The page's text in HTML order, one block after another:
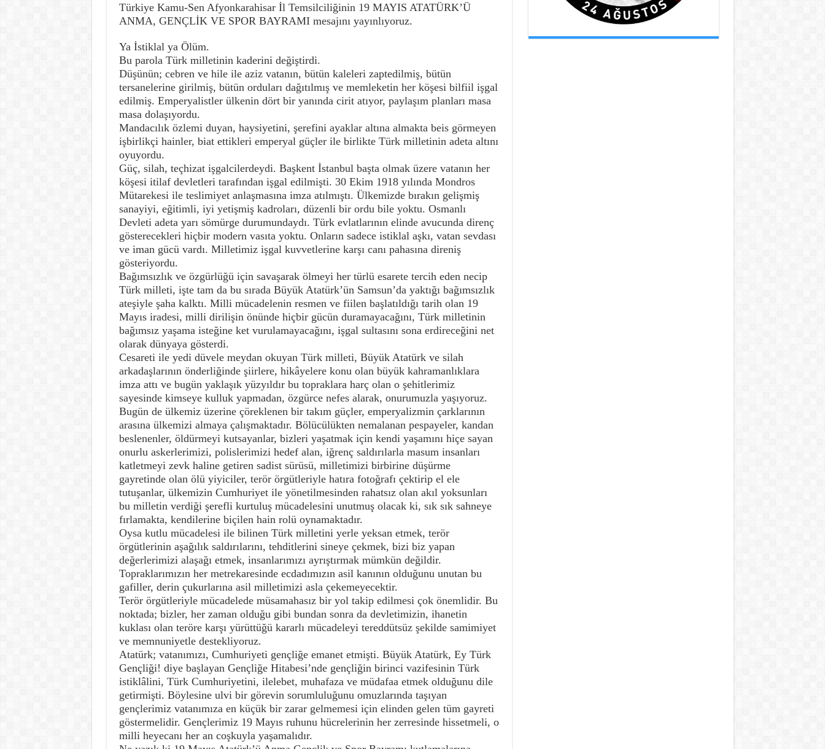
Türkiye Kamu-Sen Afyonkarahisar İl Temsilciliğinin 19 MAYIS ATATÜRK’Ü
ANMA, GENÇLİK VE SPOR BAYRAMI mesajını yayınlıyoruz.
Ya İstiklal ya Ölüm.
Bu parola Türk milletinin kaderini değiştirdi.
Düşünün; cebren ve hile ile aziz vatanın, bütün kaleleri zaptedilmiş, bütün
tersanelerine girilmiş, bütün orduları dağıtılmış ve memleketin her köşesi bilfiil işgal
edilmiş. Emperyalistler ülkenin dört bir yanında cirit atıyor, paylaşım planları masa
masa dolaşıyordu.
Mandacılık özlemi duyan, haysiyetini, şerefini ayaklar altına almakta beis görmeyen
işbirlikçi hainler, biat ettikleri emperyal güçler ile birlikte Türk milletinin adeta altını
oyuyordu.
Güç, silah, teçhizat işgalcilerdeydi. Başkent İstanbul başta olmak üzere vatanın her
köşesi itilaf devletleri tarafından işgal edilmişti. 30 Ekim 1918 yılında Mondros
Mütarekesi ile teslimiyet anlaşmasına imza atılmıştı. Ülkemizde bırakın gelişmiş
sanayiyi, eğitimli, iyi yetişmiş kadroları, düzenli bir ordu bile yoktu. Osmanlı
Devleti adeta yarı sömürge durumundaydı. Türk evlatlarının elinde avucunda direnç
gösterecekleri hiçbir modern vasıta yoktu. Onların sadece istiklal aşkı, vatan sevdası
ve iman gücü vardı. Milletimiz işgal kuvvetlerine karşı canı pahasına direniş
gösteriyordu.
Bağımsızlık ve özgürlüğü için savaşarak ölmeyi her türlü esarete tercih eden necip
Türk milleti, işte tam da bu sırada Büyük Atatürk’ün Samsun’da yaktığı bağımsızlık
ateşiyle şaha kalktı. Milli mücadelenin resmen ve fiilen başlatıldığı tarih olan 19
Mayıs iradesi, milli dirilişin önünde hiçbir gücün duramayacağını, Türk milletinin
bağımsız yaşama isteğine ket vurulamayacağını, işgal sultasını sona erdireceğini net
olarak dünyaya gösterdi.
Cesareti ile yedi düvele meydan okuyan Türk milleti, Büyük Atatürk ve silah
arkadaşlarının önderliğinde şiirlere, hikâyelere konu olan büyük kahramanlıklara
imza attı ve bugün yaklaşık yüzyıldır bu topraklara harç olan o şehitlerimiz
sayesinde kimseye kulluk yapmadan, özgürce nefes alarak, onurumuzla yaşıyoruz.
Bugün de ülkemiz üzerine çöreklenen bir takım güçler, emperyalizmin çarklarının
arasına ülkemizi almaya çalışmaktadır. Bölücülükten nemalanan pespayeler, kandan
beslenenler, öldürmeyi kutsayanlar, bizleri yaşatmak için kendi yaşamını hiçe sayan
onurlu askerlerimizi, polislerimizi hedef alan, iğrenç saldırılarla masum insanları
katletmeyi zevk haline getiren sadist sürüsü, milletimizi birbirine düşürme
gayretinde olan ölü yiyiciler, terör örgütleriyle hatıra fotoğrafı çektirip el ele
tutuşanlar, ülkemizin Cumhuriyet ile yönetilmesinden rahatsız olan akıl yoksunları
bu milletin verdiği şerefli kurtuluş mücadelesini unutmuş olacak ki, sık sık sahneye
fırlamakta, kendilerine biçilen hain rolü oynamaktadır.
Oysa kutlu mücadelesi ile bilinen Türk milletini yerle yeksan etmek, terör
örgütlerinin aşağılık saldırılarını, tehditlerini sineye çekmek, bizi biz yapan
değerlerimizi alaşağı etmek, insanlarımızı ayrıştırmak mümkün değildir.
Topraklarımızın her metrekaresinde ecdadımızın asil kanının olduğunu unutan bu
gafiller, derin çukurlarına asil milletimizi asla çekemeyecektir.
Terör örgütleriyle mücadelede müsamahasız bir yol takip edilmesi çok önemlidir. Bu
noktada; bizler, her zaman olduğu gibi bundan sonra da devletimizin, ihanetin
kuklası olan teröre karşı yürüttüğü kararlı mücadeleyi tereddütsüz şekilde samimiyet
ve memnuniyetle destekliyoruz.
Atatürk; vatanımızı, Cumhuriyeti gençliğe emanet etmişti. Büyük Atatürk, Ey Türk
Gençliği! diye başlayan Gençliğe Hitabesi’nde gençliğin birinci vazifesinin Türk
istiklâlini, Türk Cumhuriyetini, ilelebet, muhafaza ve müdafaa etmek olduğunu dile
getirmişti. Böylesine ulvi bir görevin sorumluluğunu omuzlarında taşıyan
gençlerimiz vatanımıza en küçük bir zarar gelmemesi için elinden gelen tüm gayreti
göstermelidir. Gençlerimiz 19 Mayıs ruhunu hücrelerinin her zerresinde hissetmeli, o
milli heyecanı her an coşkuyla yaşamalıdır.